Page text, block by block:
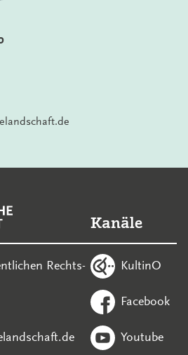
Rechts-
Kanäle
KultinO
Facebook
Youtube